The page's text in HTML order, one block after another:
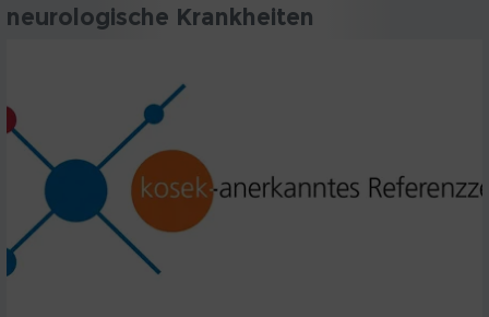
neurologische Krankheiten